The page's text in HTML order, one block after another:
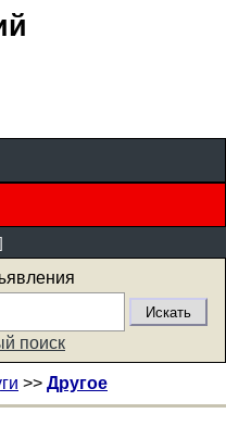
поиск
>> Другое